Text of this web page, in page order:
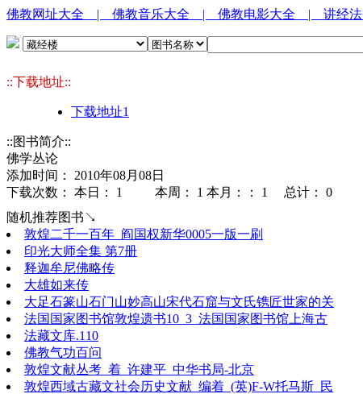
佛教网址大全 | 佛教音乐大全 | 佛教电影大全 | 讲经
::下载地址::
下载地址1
::图书简介::
佛学丛论
添加时间： 2010年08月08日
下载次数： 本日： 1 本周： 1 本月：： 1 总计： 0
随机推荐图书↘
敦煌二千一百年_阎国权新华0005一版一刷
印光大师全集 第7册
释迦牟尼佛略传
大雄如来传
大足石篆山石门山妙高山宋代石窟与文氏镌匠世家的关
法国国家图书馆敦煌遗书10_3_法国国家图书馆上海古
法藏文库.110
佛教气功百问
敦煌文献丛考_着_许建平_中华书局-北京
敦煌西域古藏文社会历史文献_编着_(英)F-W托马斯_民